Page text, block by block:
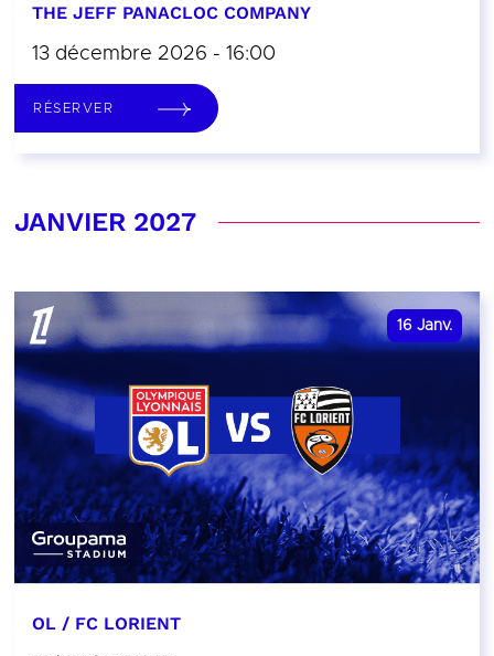
THE JEFF PANACLOC COMPANY
13 décembre 2026 - 16:00
RÉSERVER
JANVIER 2027
16 Janv.
OL / FC LORIENT